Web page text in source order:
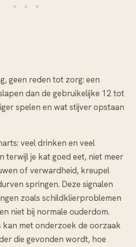
geen reden tot zorg: een
dan de gebruikelijke 12 tot
spelen en wat stijver opstaan
veel drinken en veel
terwijl je kat goed eet, niet meer
of verwardheid, kreupel
springen. Deze signalen
zoals schildklierproblemen
niet bij normale ouderdom.
kan met onderzoek de oorzaak
die gevonden wordt, hoe